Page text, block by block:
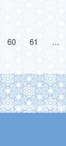
60 61 …
জমঈয়তে আহলে হাদীস